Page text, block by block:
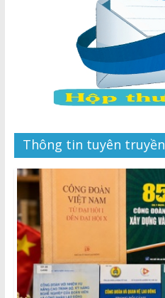
Thông tin tuyên truyền